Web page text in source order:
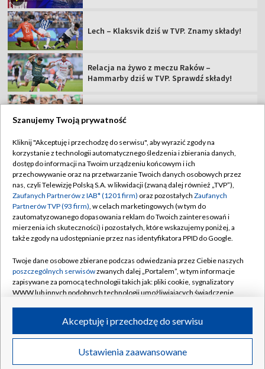
Transmisje Wideo
Lech – Klaksvik dziś w TVP. Znamy składy!
Relacja na żywo z meczu Raków –
Hammarby dziś w TVP. Sprawdź składy!
Pucharu Polski!
Tour de Pologne 2026: 4. etap [SKRÓT]
Kto wygra 83. TdP? Sprawdź klasyfikację
generalną!
TVP
Abonament TVP
Biuro Reklamy
Oferta Handlowa
Regulamin TVP
Moje zgody
Biuro reklamy
Szanujemy Twoją prywatność
Kliknij "Akceptuję i przechodzę do serwisu", aby wyrazić zgody na
korzystanie z technologii automatycznego śledzenia i zbierania danych,
dostęp do informacji na Twoim urządzeniu końcowym i ich
przechowywanie oraz na przetwarzanie Twoich danych osobowych przez
nas, czyli Telewizję Polską S.A. w likwidacji (zwaną dalej również „TVP”),
Zaufanych Partnerów z IAB* (1201 firm) oraz pozostałych Zaufanych
Partnerów TVP (93 firm), w celach marketingowych (w tym do
zautomatyzowanego dopasowania reklam do Twoich zainteresowań i
mierzenia ich skuteczności) i pozostałych, które wskazujemy poniżej, a
także zgody na udostępnianie przez nas identyfikatora PPID do Google.
Twoje dane osobowe zbierane podczas odwiedzania przez Ciebie naszych
poszczególnych serwisówzwanych dalej „Portalem”, w tym informacje
zapisywane za pomocą technologii takich jak: pliki cookie, sygnalizatory
WWW lub innych podobnych technologii umożliwiających świadczenie
ruchu w Internecie.
Twoje dane osobowe zbierane podczas odwiedzania przez Ciebie
poszczególnych serwisówna Portalu, takie jak adresy IP, identyfikatory
Ustawienia zaawansowane
Akceptuję i przechodzę do serwisu